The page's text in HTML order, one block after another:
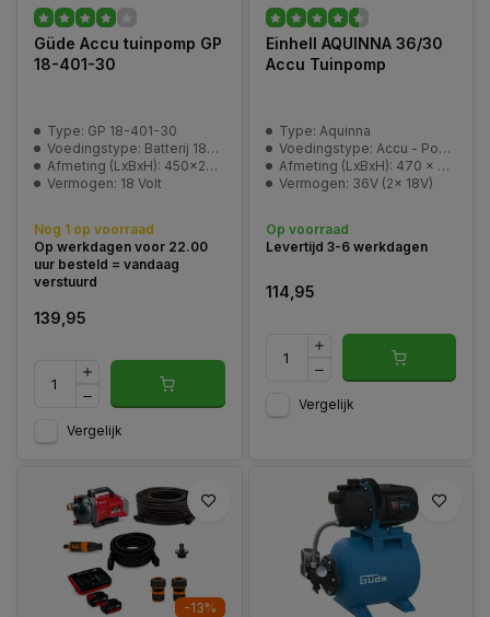
Güde Accu tuinpomp GP
18-401-30
Type: GP 18-401-30
Voedingstype: Batterij 18V E³
Afmeting (LxBxH): 450x230x300 mm (verpakking)
Vermogen: 18 Volt
Nog 1 op voorraad
Op werkdagen voor 22.00
uur besteld = vandaag
verstuurd
139,95
Vergelijk
Einhell AQUINNA 36/30
Accu Tuinpomp
Type: Aquinna
Voedingstype: Accu - Power-X-Change
Afmeting (LxBxH): 470 x 282 x 287 mm
Vermogen: 36V (2x 18V)
Op voorraad
Levertijd 3-6 werkdagen
114,95
Vergelijk
-13%